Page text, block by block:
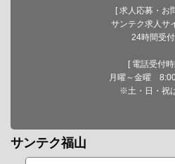
[ 求人応募・お
サンテク求人サ
24時間受
[ 電話受付
月曜～金曜
※土・日・祝
サンテク福山